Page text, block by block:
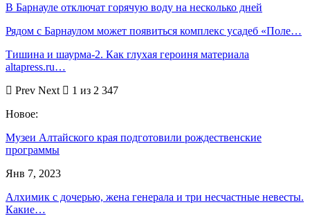
В Барнауле отключат горячую воду на несколько дней
Рядом с Барнаулом может появиться комплекс усадеб «Поле…
Тишина и шаурма-2. Как глухая героиня материала
altapress.ru…
Prev Next
1 из 2 347
Новое:
Музеи Алтайского края подготовили рождественские
программы
Янв 7, 2023
Алхимик с дочерью, жена генерала и три несчастные невесты.
Какие…